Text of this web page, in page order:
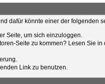
dafür könnte einer der folgenden
Seite, um sich einzuloggen.
Seite zu kommen? Lesen Sie
Link zu benutzen.